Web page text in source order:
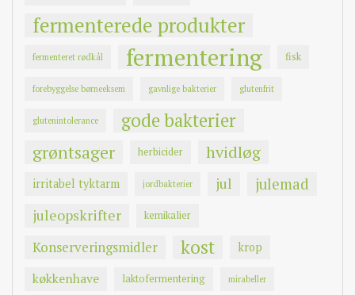
fermenterede produkter
fermenteret rødkål fermentering fisk
forebyggelse børneeksem gavnlige bakterier glutenfrit
glutenintolerance gode bakterier
grøntsager herbicider hvidløg
irritabel tyktarm jordbakterier jul julemad
juleopskrifter kemikalier
Konserveringsmidler kost krop
køkkenhave laktofermentering mirabeller